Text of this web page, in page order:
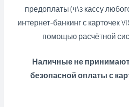
предоплаты (ч\з кассу
интернет-банкинг с карточек
помощью расчётной
Наличные не
безопасной оплаты с